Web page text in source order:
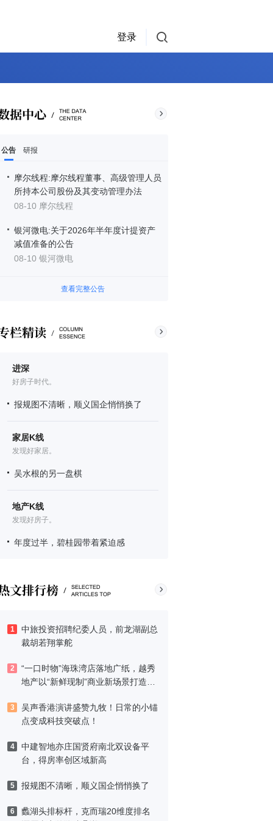
登录
公告 研报
摩尔线程:摩尔线程董事、高级管理人员
所持本公司股份及其变动管理办法
08-10 摩尔线程
银河微电:关于2026年半年度计提资产
减值准备的公告
08-10 银河微电
查看完整公告
进深
好房子时代。
报规图不清晰，顺义国企悄悄换了
家居K线
发现好家居。
吴水根的另一盘棋
地产K线
发现好房子。
年度过半，碧桂园带着紧迫感
1
中旅投资招聘纪委人员，前龙湖副总
裁胡若翔掌舵
2
“一口时物”海珠湾店落地广纸，越秀
地产以“新鲜现制”商业新场景打造社
3
吴声香港演讲盛赞九牧！日常的小锚
点变成科技突破点！
4
中建智地亦庄国贤府南北双设备平
台，得房率创区域新高
5 报规图不清晰，顺义国企悄悄换了
6
蠡湖头排标杆，克而瑞20维度排名